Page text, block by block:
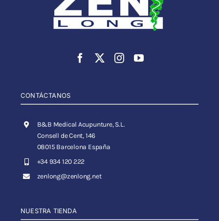
CONTÁCTANOS
B&B Medical Acupunture, S.L.
Consell de Cent, 146
08015 Barcelona España
+34 934 120 222
zenlong@zenlong.net
NUESTRA TIENDA